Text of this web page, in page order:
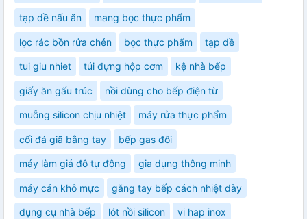
tạp dề nấu ăn mang bọc thực phẩm
lọc rác bồn rửa chén bọc thực phẩm tạp dề
tui giu nhiet túi đựng hộp cơm kệ nhà bếp
giấy ăn gấu trúc nồi dùng cho bếp điện từ
muỗng silicon chịu nhiệt máy rửa thực phẩm
cối đá giã bằng tay bếp gas đôi
máy làm giá đỗ tự động gia dụng thông minh
máy cán khô mực găng tay bếp cách nhiệt dày
dụng cụ nhà bếp lót nồi silicon vi hap inox